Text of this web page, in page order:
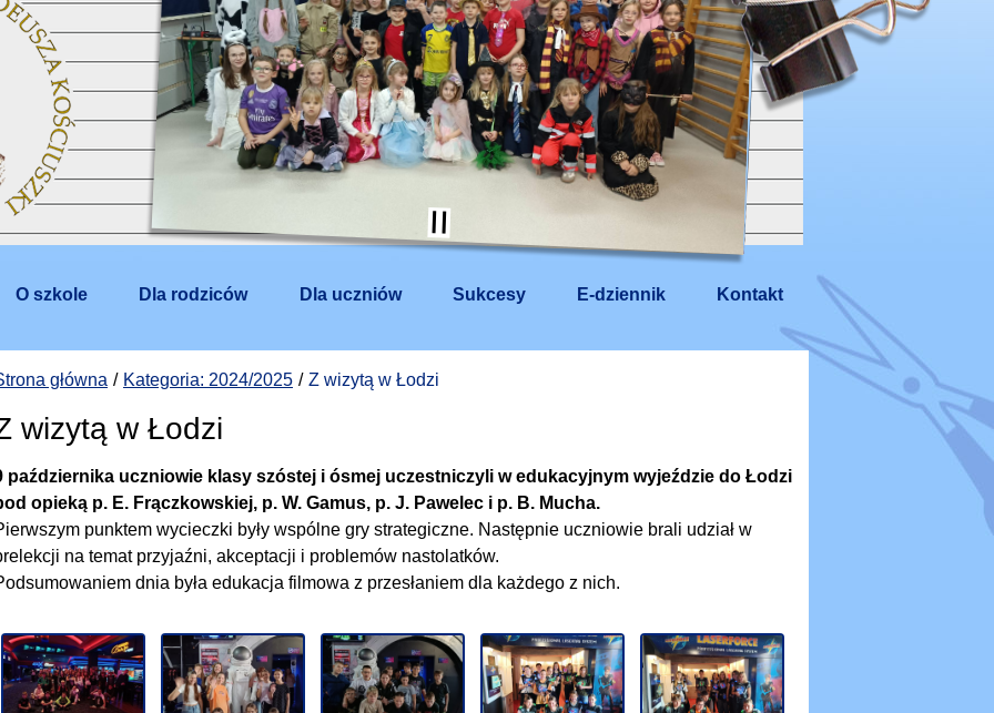
O szkole Dla rodziców Dla uczniów Sukcesy E-dziennik Kontakt
główna Kategoria: 2024/2025 Z wizytą w Łodzi
wizytą w Łodzi
października uczniowie klasy szóstej i ósmej uczestniczyli w edukacyjnym wyjeździe do Łodzi
opieką p. E. Frączkowskiej, p. W. Gamus, p. J. Pawelec i p. B. Mucha.
punktem wycieczki były wspólne gry strategiczne. Następnie uczniowie brali udział w
na temat przyjaźni, akceptacji i problemów nastolatków.
dnia była edukacja filmowa z przesłaniem dla każdego z nich.